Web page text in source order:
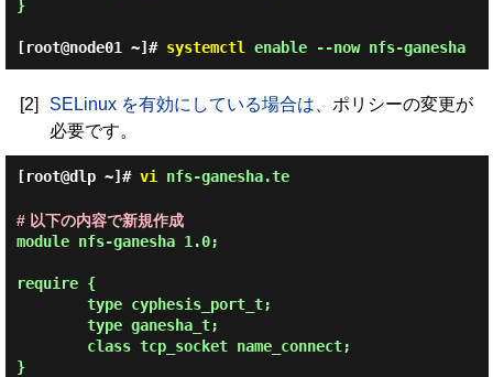
}
[root@node01 ~]# systemctl enable --now nfs-ganesha
[2] SELinux を有効にしている場合は 、ポリシーの変更が
必要です。
[root@dlp ~]# vi nfs-ganesha.te
# 以下の内容で新規作成
module nfs-ganesha 1.0;
require {
}